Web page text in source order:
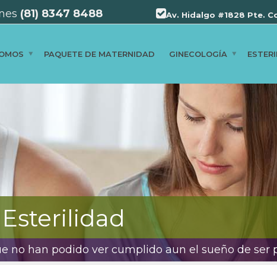
(81) 8347 8488 Av. Hidalgo #1828 Pte.
PAQUETE DE MATERNIDAD GINECOLOGÍA
no han podido ver cumplido aun el sueño de ser